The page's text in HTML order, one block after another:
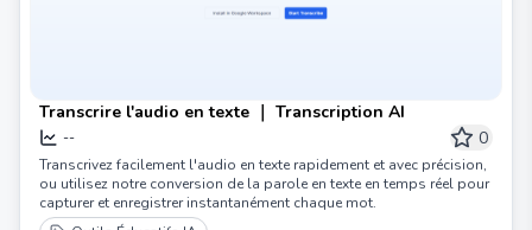
Transcrire l'audio en texte ｜ Transcription AI
-- 0
Transcrivez facilement l'audio en texte rapidement et avec précision,
ou utilisez notre conversion de la parole en texte en temps réel pour
capturer et enregistrer instantanément chaque mot.